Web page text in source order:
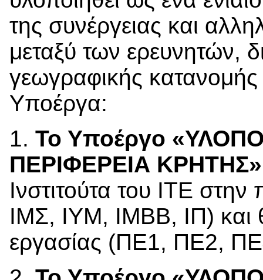
της συνέργειας και
μεταξύ των ερευνητών,
γεωγραφικής
Υποέργα:
1. Το Υποέργο
ΠΕΡΙΦΕΡΕΙΑ ΚΡΗΤΗΣ»
Ινστιτούτα του ΙΤΕ
ΙΜΣ, ΙΥΜ, ΙΜΒΒ, ΙΠ) και
εργασίας (ΠΕ1, ΠΕ2,